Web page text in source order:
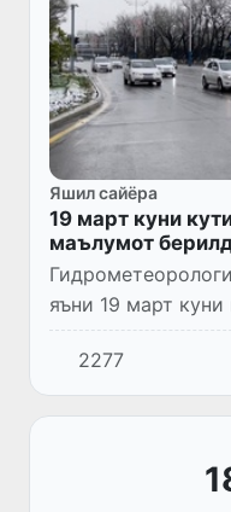
Яшил сайёра
19 март куни
маълумот
яъни 19 март куни
ҳақида маълумот
2277